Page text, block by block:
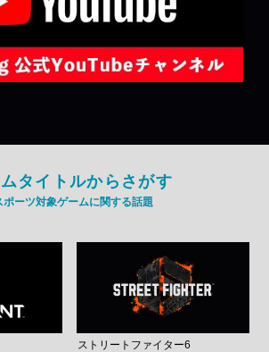
タイトルからさがす
ポーツ対象ゲームに関する話題
ストリートファイター6